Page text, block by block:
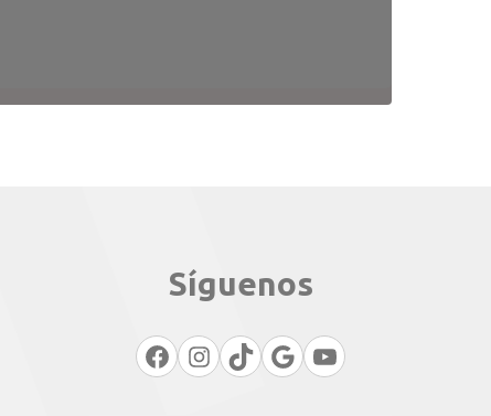
Síguenos
Facebook
Instagram
TikTok
GoogleYouTube